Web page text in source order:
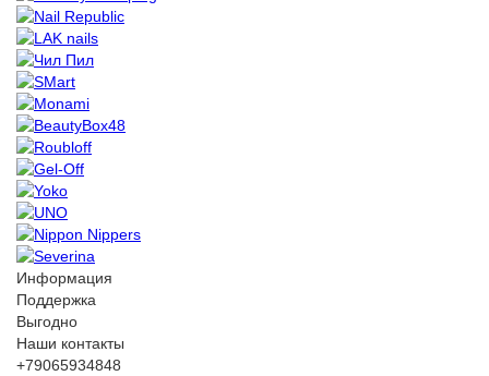
Информация
Поддержка
Выгодно
Наши контакты
+79065934848